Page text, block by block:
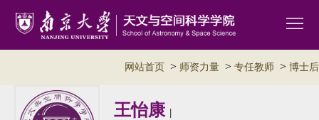
网站首页 > 师资力量 > 专任教师 > 博士后
王怡康 |